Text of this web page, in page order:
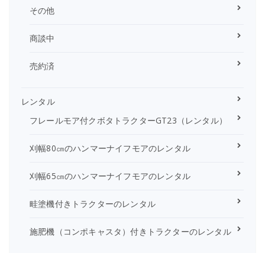
その他
商談中
売約済
レンタル
フレールモア付クボタトラクターGT23（レンタル）
刈幅80㎝のハンマーナイフモアのレンタル
刈幅65㎝のハンマーナイフモアのレンタル
畦塗機付きトラクターのレンタル
施肥機（コンポキャスタ）付きトラクターのレンタル